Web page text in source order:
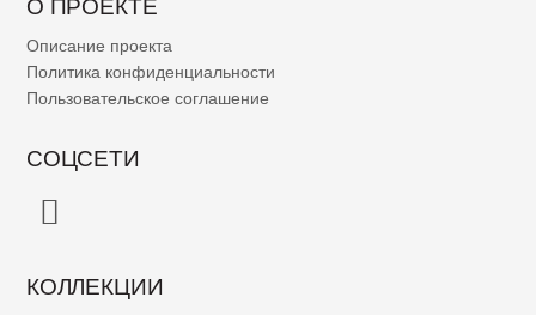
Описание проекта
Политика конфиденциальности
Пользовательское соглашение
СОЦСЕТИ
КОЛЛЕКЦИИ